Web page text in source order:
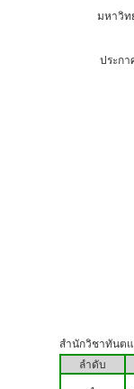
มหาวิทยาลัย
ประกาศ ณ
สำนักวิชาทันต
ลำดับ